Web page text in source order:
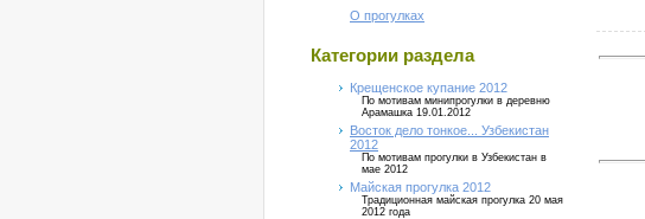
О прогулках
Категории раздела
Крещенское купание 2012
По мотивам минипрогулки в деревню
Арамашка 19.01.2012
Восток дело тонкое... Узбекистан
2012
По мотивам прогулки в Узбекистан в
мае 2012
Майская прогулка 2012
Традиционная майская прогулка 20 мая
2012 года